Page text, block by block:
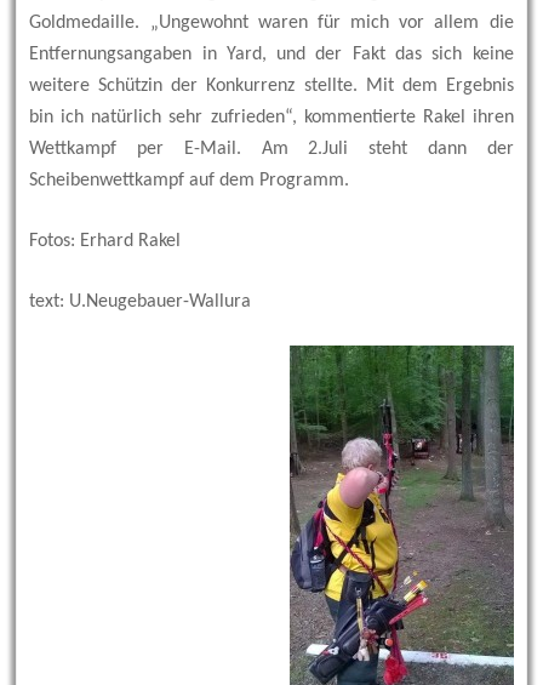
Goldmedaille. „Ungewohnt waren für mich vor allem die
Entfernungsangaben in Yard, und der Fakt das sich keine
weitere Schützin der Konkurrenz stellte. Mit dem Ergebnis
bin ich natürlich sehr zufrieden“, kommentierte Rakel ihren
Wettkampf per E-Mail. Am 2.Juli steht dann der
Scheibenwettkampf auf dem Programm.
Fotos: Erhard Rakel
text: U.Neugebauer-Wallura